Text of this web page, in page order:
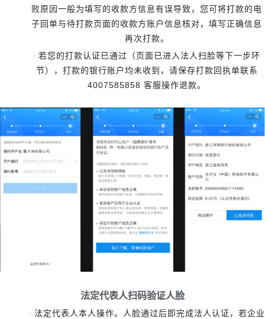
败原因一般为填写的收款方信息有误导致，您可将打款的电
子回单与待打款页面的收款方账户信息核对，填写正确信息
再次打款。
· 若您的打款认证已通过（页面已进入法人扫脸等下一步环
节），打款的银行账户均未收到，请保存打款回执单联系
4007585858 客服操作退款。
法定代表人扫码验证人脸
· 法定代表人本人操作。人脸通过后即完成法人认证，若企业